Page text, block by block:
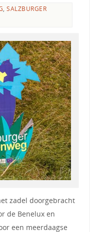
,SALZBURGER
zadel doorgebracht
de Benelux en
een meerdaagse